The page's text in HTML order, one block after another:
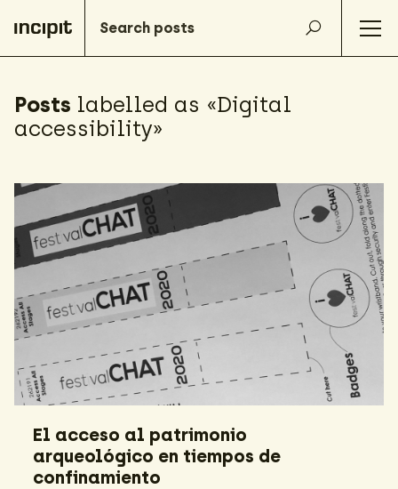
Posts labelled as «Digital
accessibility»
El acceso al patrimonio
arqueológico en tiempos de
confinamiento